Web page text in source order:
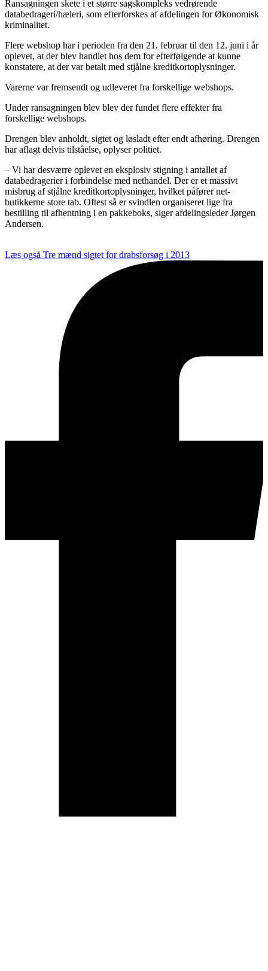
Ransagningen skete i et større sagskompleks vedrørende
databedrageri/hæleri, som efterforskes af afdelingen for Økonomisk
kriminalitet.
Flere webshop har i perioden fra den 21. februar til den 12. juni i år
oplevet, at der blev handlet hos dem for efterfølgende at kunne
konstatere, at der var betalt med stjålne kreditkortoplysninger.
Varerne var fremsendt og udleveret fra forskellige webshops.
Under ransagningen blev blev der fundet flere effekter fra
forskellige webshops.
Drengen blev anholdt, sigtet og løsladt efter endt afhøring. Drengen
har aflagt delvis tilståelse, oplyser politiet.
– Vi har desværre oplevet en eksplosiv stigning i antallet af
databedragerier i forbindelse med nethandel. Der er et massivt
misbrug af stjålne kreditkortoplysninger, hvilket påfører net-
butikkerne store tab. Oftest så er svindlen organiseret lige fra
bestilling til afhentning i en pakkeboks, siger afdelingsleder Jørgen
Andersen.
Læs også Tre mænd sigtet for drabsforsøg i 2013